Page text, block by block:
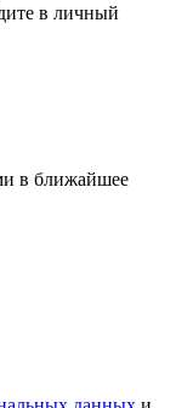
в личный
в ближайшее